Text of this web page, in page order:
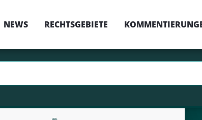
NEWS RECHTSGEBIETE